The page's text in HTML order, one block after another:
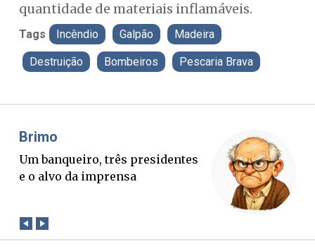
quantidade de materiais inflamáveis.
Tags Incêndio Galpão Madeira
Destruição Bombeiros Pescaria Brava
O Boato corre mais rápido que a
verdade. Mas quem paga a